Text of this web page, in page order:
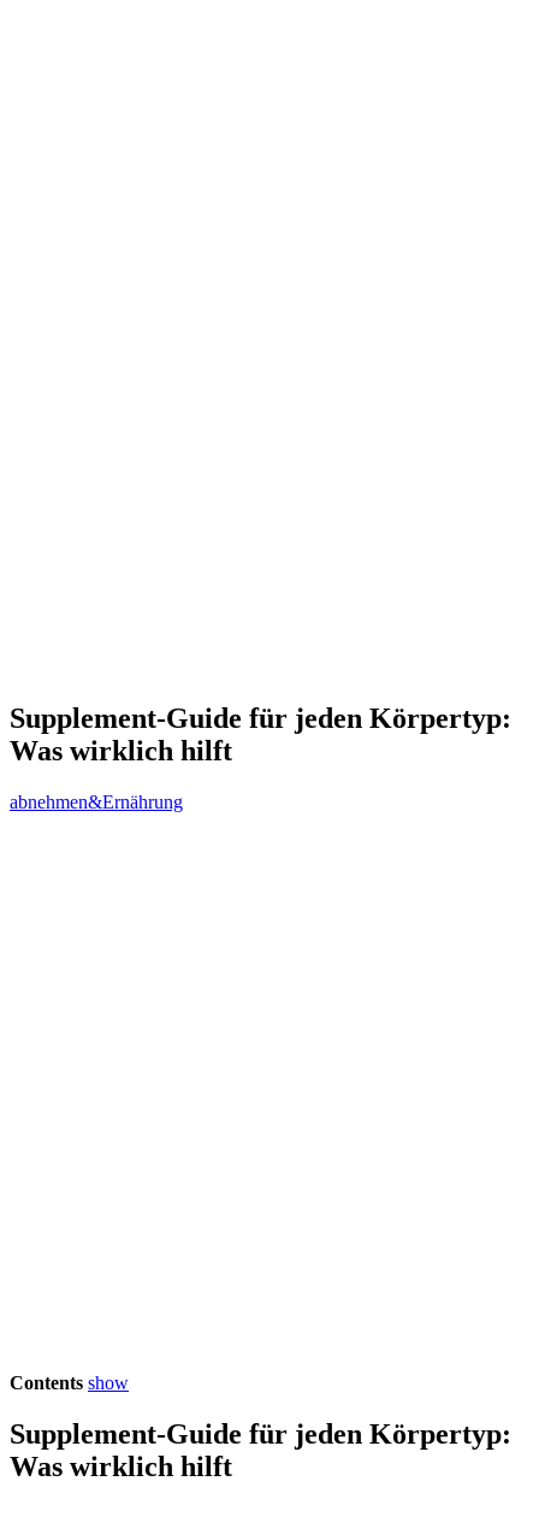
Supplement-Guide für jeden Körpertyp:
Was wirklich hilft
abnehmen&Ernährung
Contents show
Supplement-Guide für jeden Körpertyp:
Was wirklich hilft